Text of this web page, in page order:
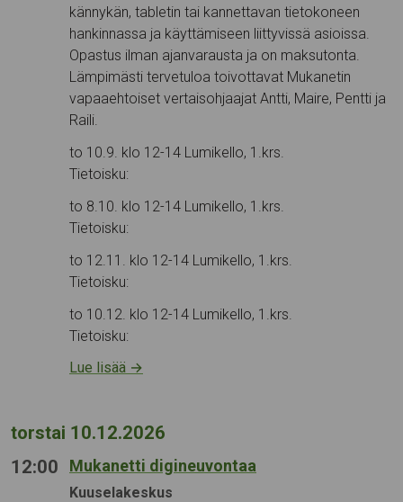
kännykän, tabletin tai kannettavan tietokoneen
hankinnassa ja käyttämiseen liittyvissä asioissa.
Opastus ilman ajanvarausta ja on maksutonta.
Lämpimästi tervetuloa toivottavat Mukanetin
vapaaehtoiset vertaisohjaajat Antti, Maire, Pentti ja
Raili.
to 10.9. klo 12-14 Lumikello, 1.krs.
Tietoisku:
to 8.10. klo 12-14 Lumikello, 1.krs.
Tietoisku:
to 12.11. klo 12-14 Lumikello, 1.krs.
Tietoisku:
to 10.12. klo 12-14 Lumikello, 1.krs.
Tietoisku:
Lue lisää →
torstai 10.12.2026
12:00
Mukanetti digineuvontaa
Tapahtumapaikka:
Kuuselakeskus